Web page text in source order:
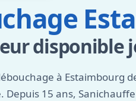
disponible
à Estaimbourg
Depuis 15 ans,